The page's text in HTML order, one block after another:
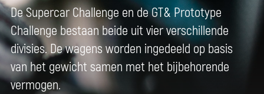
De Supercar Challenge en de GT& Prototype
Challenge bestaan beide uit vier verschillende
divisies. De wagens worden ingedeeld op basis
van het gewicht samen met het bijbehorende
vermogen.